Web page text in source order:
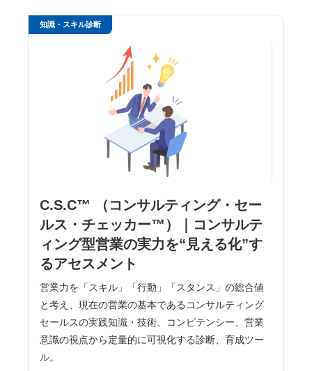
知識・スキル診断
C.S.C™ （コンサルティング・セー
ルス・チェッカー™）｜コンサルテ
ィング型営業の実力を“見える化”す
るアセスメント
営業力を「スキル」「行動」「スタンス」の総合値
と考え、現在の営業の基本であるコンサルティング
セールスの実践知識・技術、コンピテンシー、営業
意識の視点から定量的に可視化する診断、育成ツー
ル。